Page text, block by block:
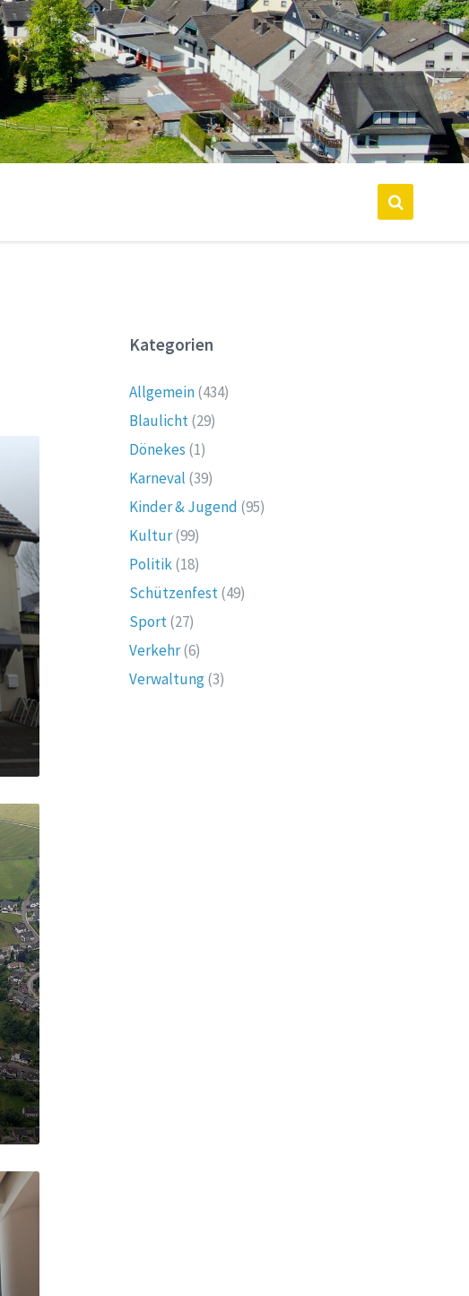
Kategorien
Allgemein(434)
Blaulicht(29)
Dönekes (1)
Karneval (39)
Kinder & Jugend (95)
Kultur(99)
Politik(18)
Schützenfest(49)
Sport(27)
Verkehr(6)
Verwaltung(3)